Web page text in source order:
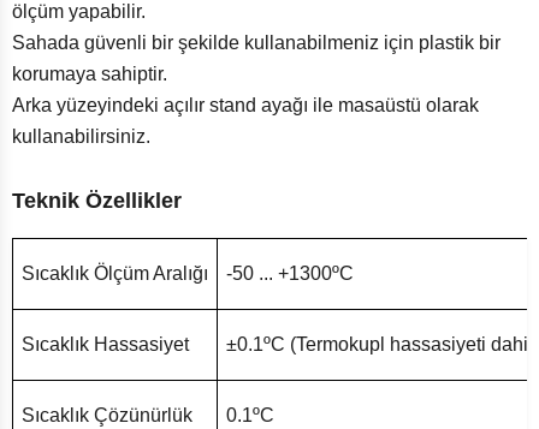
ölçüm yapabilir.
Sahada güvenli bir şekilde kullanabilmeniz için plastik bir
korumaya sahiptir.
Arka yüzeyindeki açılır stand ayağı ile masaüstü olarak
kullanabilirsiniz.
Teknik Özellikler
Sıcaklık Ölçüm Aralığı -50 ... +1300ºC
Sıcaklık Hassasiyet ±0.1ºC (Termokupl hassasiyeti
Sıcaklık Çözünürlük 0.1ºC